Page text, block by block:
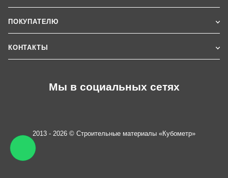
ПОКУПАТЕЛЮ
КОНТАКТЫ
Мы в социальных сетях
2013 - 2026 © Строительные материалы «Кубометр»